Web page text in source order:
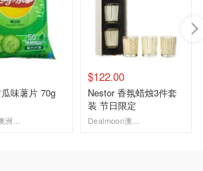
味薯片 70g
$122.00
Nestor 香氛蜡烛3件套
装 节日限定